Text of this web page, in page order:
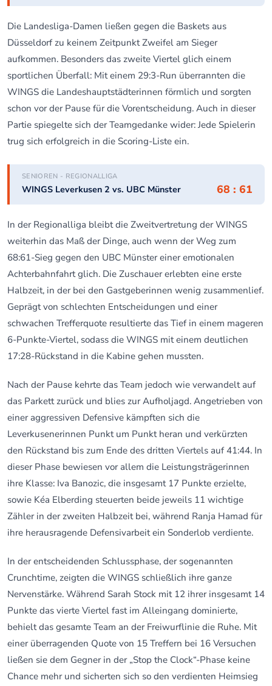
Die Landesliga-Damen ließen gegen die Baskets aus
Düsseldorf zu keinem Zeitpunkt Zweifel am Sieger
aufkommen. Besonders das zweite Viertel glich einem
sportlichen Überfall: Mit einem 29:3-Run überrannten die
WINGS die Landeshauptstädterinnen förmlich und sorgten
schon vor der Pause für die Vorentscheidung. Auch in dieser
Partie spiegelte sich der Teamgedanke wider: Jede Spielerin
trug sich erfolgreich in die Scoring-Liste ein.
SENIOREN - REGIONALLIGA
WINGS Leverkusen 2 vs. UBC Münster 68 : 61
In der Regionalliga bleibt die Zweitvertretung der WINGS
weiterhin das Maß der Dinge, auch wenn der Weg zum
68:61-Sieg gegen den UBC Münster einer emotionalen
Achterbahnfahrt glich. Die Zuschauer erlebten eine erste
Halbzeit, in der bei den Gastgeberinnen wenig zusammenlief.
Geprägt von schlechten Entscheidungen und einer
schwachen Trefferquote resultierte das Tief in einem mageren
6-Punkte-Viertel, sodass die WINGS mit einem deutlichen
17:28-Rückstand in die Kabine gehen mussten.
Nach der Pause kehrte das Team jedoch wie verwandelt auf
das Parkett zurück und blies zur Aufholjagd. Angetrieben von
einer aggressiven Defensive kämpften sich die
Leverkusenerinnen Punkt um Punkt heran und verkürzten
den Rückstand bis zum Ende des dritten Viertels auf 41:44. In
dieser Phase bewiesen vor allem die Leistungsträgerinnen
ihre Klasse: Iva Banozic, die insgesamt 17 Punkte erzielte,
sowie Kéa Elberding steuerten beide jeweils 11 wichtige
Zähler in der zweiten Halbzeit bei, während Ranja Hamad für
ihre herausragende Defensivarbeit ein Sonderlob verdiente.
In der entscheidenden Schlussphase, der sogenannten
Crunchtime, zeigten die WINGS schließlich ihre ganze
Nervenstärke. Während Sarah Stock mit 12 ihrer insgesamt 14
Punkte das vierte Viertel fast im Alleingang dominierte,
behielt das gesamte Team an der Freiwurflinie die Ruhe. Mit
einer überragenden Quote von 15 Treffern bei 16 Versuchen
ließen sie dem Gegner in der „Stop the Clock“-Phase keine
Chance mehr und sicherten sich so den verdienten Heimsieg